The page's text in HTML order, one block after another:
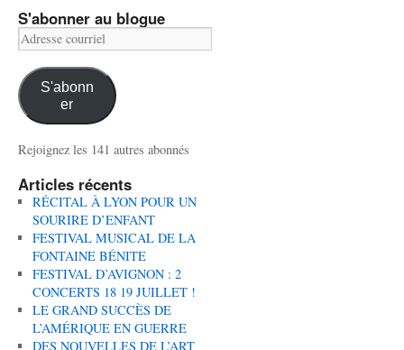
S'abonner au blogue
Adresse
courriel
S'abonn
er
Rejoignez les 141 autres abonnés
Articles récents
RÉCITAL À LYON POUR UN
SOURIRE D’ENFANT
FESTIVAL MUSICAL DE LA
FONTAINE BÉNITE
FESTIVAL D’AVIGNON : 2
CONCERTS 18 19 JUILLET !
LE GRAND SUCCÈS DE
L’AMÉRIQUE EN GUERRE
DES NOUVELLES DE L’ART